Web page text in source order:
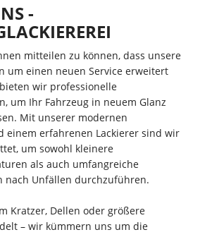
-
mitteilen zu können, dass unsere
um einen neuen Service erweitert
wir professionelle
um Ihr Fahrzeug in neuem Glanz
Mit unserer modernen
einem erfahrenen Lackierer sind wir
um sowohl kleinere
als auch umfangreiche
nach Unfällen durchzuführen.
Kratzer, Dellen oder größere
– wir kümmern uns um die